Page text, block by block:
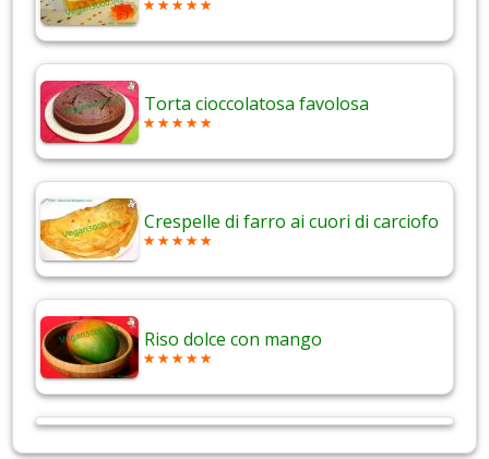
Torta cioccolatosa favolosa
Crespelle di farro ai cuori di carciofo
Riso dolce con mango